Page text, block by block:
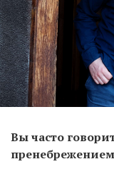
Вы часто